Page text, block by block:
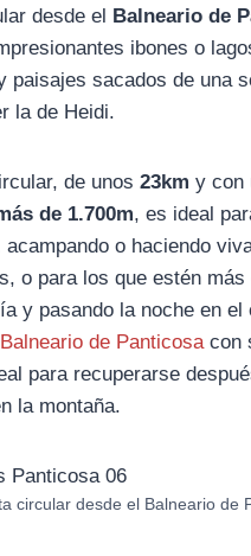
desde el Balneario de
ibones o
paisajes sacados de una
la de Heidi.
de unos 23km y con
de 1.700m, es ideal
o haciendo
o para los que estén
y pasando la noche en el
de Panticosa con
para recuperarse
la montaña.
circular desde el Balneario de